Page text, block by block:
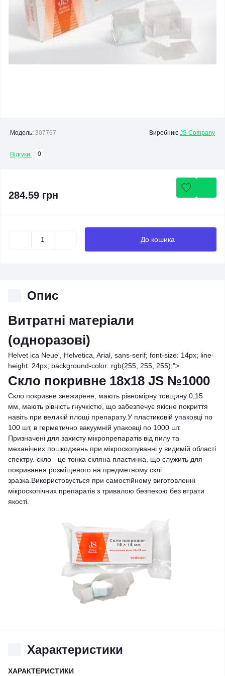
Модель: 307767 Виробник: JS Company
Відгуки: 0
284.59 грн
До кошика
Опис
Витратні матеріали
(одноразові)
Helvet ica Neue', Helvetica, Arial, sans-serif; font-size: 14px; line-
height: 24px; background-color: rgb(255, 255, 255);">
Скло покривне 18х18 JS №1000
Скло покривне знежирене, мають рівномірну товщину 0,15
мм, мають рівність гнучкістю, що забезпечує якісне покриття
навіть при великій площі препарату.У пластиковій упаковці по
100 шт, в герметично вакуумній упаковці по 1000 шт.
Призначені для захисту мікропрепаратів від пилу та
механічних пошкоджень при мікроскопуванні у видимій області
спектру. скло - це тонка скляна пластинка, що служить для
покривання розміщеного на предметному склі
зразка.Використовується при самостійному виготовленні
мікроскопічних препаратів з тривалою безпекою без втрати
якості.
Характеристики
ХАРАКТЕРИСТИКИ